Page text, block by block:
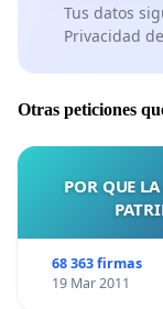
Tus datos
Privacidad
Otras peticiones
POR QUE
68 363 firmas
19 Mar 2011